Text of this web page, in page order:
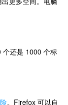
个还是 1000 个标
。Firefox 可以自